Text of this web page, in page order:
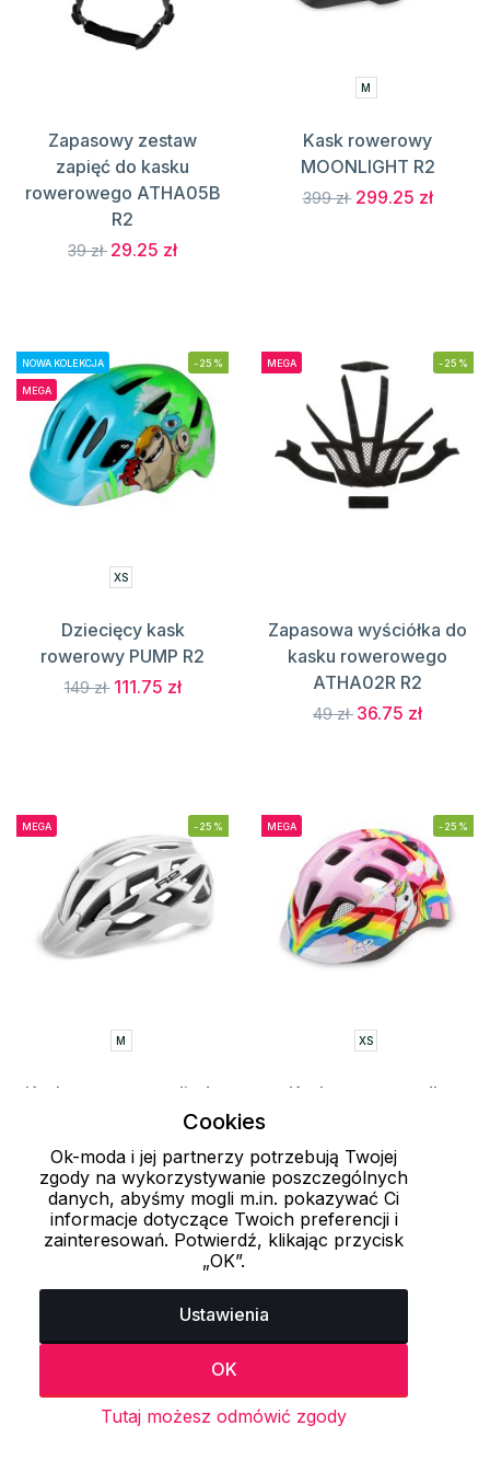
Zapasowy zestaw
zapięć do kasku
rowerowego ATHA05B
R2
39 zł 29.25 zł
M
Kask rowerowy
MOONLIGHT R2
399 zł 299.25 zł
NOWA KOLEKCJA
MEGA
-25%
XS
Dziecięcy kask
rowerowy PUMP R2
149 zł 111.75 zł
MEGA -25%
Zapasowa wyściółka do
kasku rowerowego
ATHA02R R2
49 zł 36.75 zł
MEGA -25%
M
Kask rowerowy z diodą
LED LUMEN R2
299 zł 224.25 zł
MEGA -25%
XS
Kask rowerowy dla
149 zł111.75 zł
Załaduj więcej 24 przedmiotów
1 2 3 4
Ostatnio oglądane produkty
Cookies
Ok-moda i jej partnerzy potrzebują Twojej
zgody na wykorzystywanie poszczególnych
danych, abyśmy mogli m.in. pokazywać Ci
informacje dotyczące Twoich preferencji i
zainteresowań. Potwierdź, klikając przycisk
„OK”.
Ustawienia
OK
Tutaj możesz odmówić zgody